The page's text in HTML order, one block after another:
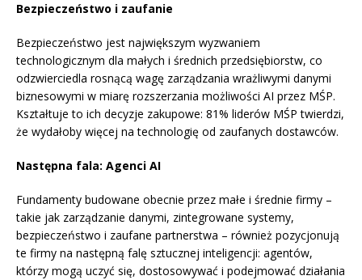
Bezpieczeństwo i zaufanie
Bezpieczeństwo jest największym wyzwaniem
technologicznym dla małych i średnich przedsiębiorstw, co
odzwierciedla rosnącą wagę zarządzania wrażliwymi danymi
biznesowymi w miarę rozszerzania możliwości AI przez MŚP.
Kształtuje to ich decyzje zakupowe: 81% liderów MŚP twierdzi,
że wydałoby więcej na technologię od zaufanych dostawców.
Następna fala: Agenci AI
Fundamenty budowane obecnie przez małe i średnie firmy –
takie jak zarządzanie danymi, zintegrowane systemy,
bezpieczeństwo i zaufane partnerstwa – również pozycjonują
te firmy na następną falę sztucznej inteligencji: agentów,
którzy mogą uczyć się, dostosowywać i podejmować działania